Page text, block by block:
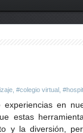
#colegio virtual
en
estas
y la diversión,